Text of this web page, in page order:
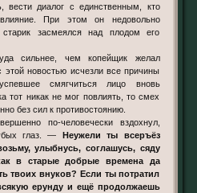
вести диалог с единственным, кто
При этом он недовольно
засмеялся над плодом его
сильнее, чем копейщик желал
новостью исчезли все причины
смягчиться лицо вновь
тот никак не мог повлиять, то смех
без сил к противостоянию.
по-человечески вздохнул,
глаз. — Неужели ты всеръёз
улыбнусь, соглашусь, сяду
в старые добрые времена да
твоих внуков? Если ты потратил
ерунду и ещё продолжаешь